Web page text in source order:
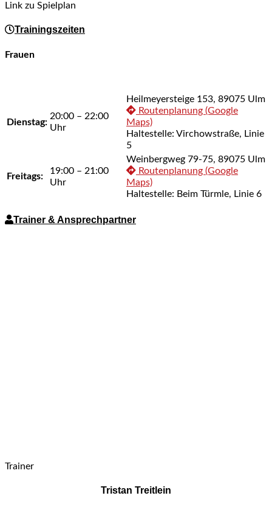
Link zu Spielplan
Trainingszeiten
Frauen
Dienstag:
20:00 – 22:00
Uhr
Heilmeyersteige 153, 89075 Ulm
Routenplanung (Google
Maps)
Haltestelle: Virchowstraße, Linie
5
Freitags:
19:00 – 21:00
Uhr
Weinbergweg 79-75, 89075 Ulm
Routenplanung (Google
Maps)
Haltestelle: Beim Türmle, Linie 6
Trainer & Ansprechpartner
Trainer
Tristan Treitlein